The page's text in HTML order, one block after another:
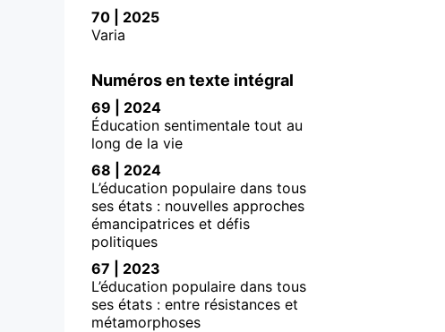
70 | 2025
Varia
Numéros en texte intégral
69 | 2024
Éducation sentimentale tout au
long de la vie
68 | 2024
L’éducation populaire dans tous
ses états : nouvelles approches
émancipatrices et défis
politiques
67 | 2023
L’éducation populaire dans tous
ses états : entre résistances et
métamorphoses